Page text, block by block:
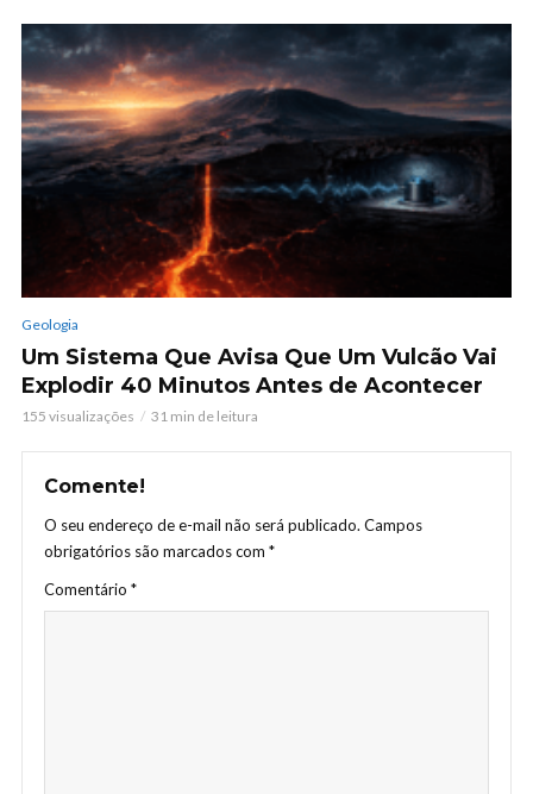
Geologia
Um Sistema Que Avisa Que Um Vulcão Vai
Explodir 40 Minutos Antes de Acontecer
155 visualizações 31 min de leitura
Comente!
O seu endereço de e-mail não será publicado. Campos
obrigatórios são marcados com *
Comentário *